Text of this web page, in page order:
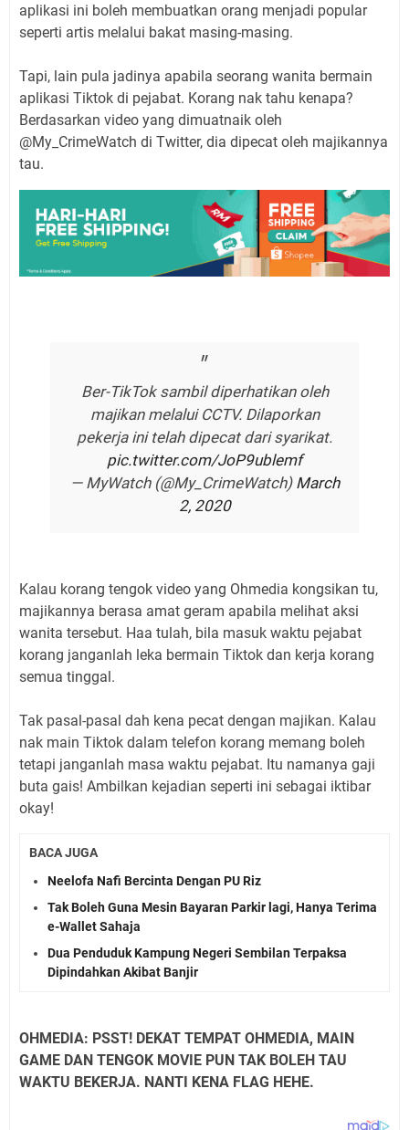
aplikasi ini boleh membuatkan orang menjadi popular
seperti artis melalui bakat masing-masing.
Tapi, lain pula jadinya apabila seorang wanita bermain
aplikasi Tiktok di pejabat. Korang nak tahu kenapa?
Berdasarkan video yang dimuatnaik oleh
@My_CrimeWatch di Twitter, dia dipecat oleh majikannya
tau.
Ber-TikTok sambil diperhatikan oleh
majikan melalui CCTV. Dilaporkan
pekerja ini telah dipecat dari syarikat.
pic.twitter.com/JoP9ublemf
— MyWatch (@My_CrimeWatch) March
2, 2020
Kalau korang tengok video yang Ohmedia kongsikan tu,
majikannya berasa amat geram apabila melihat aksi
wanita tersebut. Haa tulah, bila masuk waktu pejabat
korang janganlah leka bermain Tiktok dan kerja korang
semua tinggal.
Tak pasal-pasal dah kena pecat dengan majikan. Kalau
nak main Tiktok dalam telefon korang memang boleh
tetapi janganlah masa waktu pejabat. Itu namanya gaji
buta gais! Ambilkan kejadian seperti ini sebagai iktibar
okay!
BACA JUGA
Neelofa Nafi Bercinta Dengan PU Riz
Tak Boleh Guna Mesin Bayaran Parkir lagi, Hanya Terima
e-Wallet Sahaja
Dua Penduduk Kampung Negeri Sembilan Terpaksa
Dipindahkan Akibat Banjir
OHMEDIA: PSST! DEKAT TEMPAT OHMEDIA, MAIN
GAME DAN TENGOK MOVIE PUN TAK BOLEH TAU
WAKTU BEKERJA. NANTI KENA FLAG HEHE.